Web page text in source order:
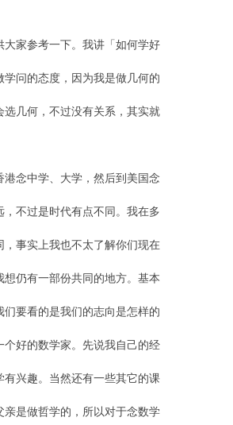
家参考一下。我讲「如何学好
问的态度，因为我是做几何的
选几何，不过没有关系，其实就
念中学、大学，然后到美国念
不过是时代有点不同。我在多
事实上我也不太了解你们现在
仍有一部份共同的地方。基本
要看的是我们的志向是怎样的
好的数学家。先说我自己的经
兴趣。当然还有一些其它的课
是做哲学的，所以对于念数学